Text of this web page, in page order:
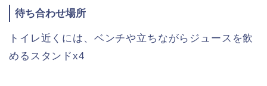
待ち合わせ場所
トイレ近くには、ベンチや立ちながらジュースを飲
めるスタンドx4